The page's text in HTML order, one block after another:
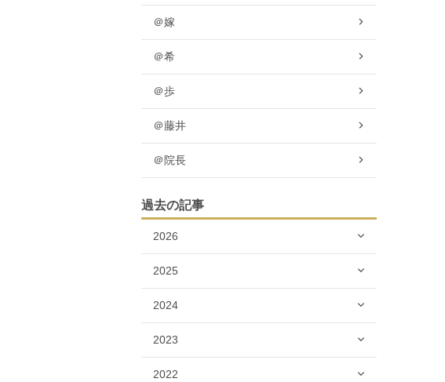
＠嫁
＠希
＠歩
＠藤井
＠院長
過去の記事
2026
2025
2024
2023
2022